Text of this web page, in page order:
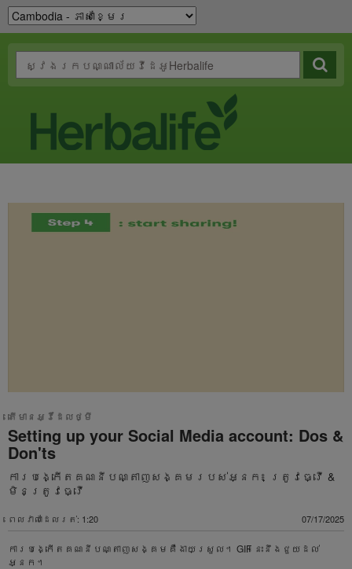
តើមានអ្វីដែលថ្មី
Setting up your Social Media account: Dos &
Don'ts
ការបង្កើតគណនីបណ្តាញសង្គមរបស់អ្នក៖ ត្រូវធ្វើ &
មិនត្រូវធ្វើ
ពេលវាលាដែលរត់: 1:20 07/17/2025
ការបង្កើតគណនីបណ្តាញសង្គមគឺងាយស្រួល។ GIF នេះនឹងជួយដល់
អ្នក។